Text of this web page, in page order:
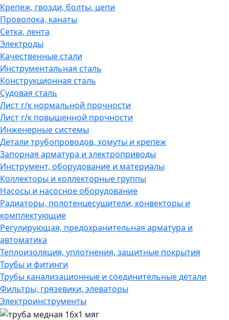
Крепеж, гвозди, болты, цепи
Проволока, канаты
Сетка, лента
Электроды
Качественные стали
Инструментальная сталь
Конструкционная сталь
Судовая сталь
Лист г/к нормальной прочности
Лист г/к повышенной прочности
Инженерные системы
Детали трубопроводов, хомуты и крепеж
Запорная арматура и электроприводы
Инструмент, оборудование и материалы
Коллекторы и коллекторные группы
Насосы и насосное оборудование
Радиаторы, полотенцесушители, конвекторы и
комплектующие
Регулирующая, предохранительная арматура и
автоматика
Теплоизоляция, уплотнения, защитные покрытия
Трубы и фитинги
Трубы канализационные и соединительные детали
Фильтры, грязевики, элеваторы
Электроинструменты